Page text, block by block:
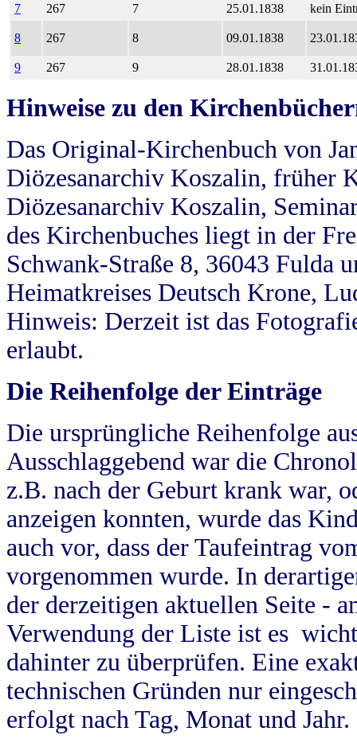
7
267 7 25.01.1838 kein
8 267 8 09.01.1838
9 267 9 28.01.1838
Hinweise zu den
Das Original-Kirchenbuch von
Diözesanarchiv Koszalin, früher
Diözesanarchiv Koszalin,
des Kirchenbuches liegt in der
Schwank-Straße 8, 36043 Fulda
Heimatkreises Deutsch Krone,
Hinweis: Derzeit ist das
erlaubt.
Die Reihenfolge der Einträge
Die ursprüngliche Reihenfolge
Ausschlaggebend war die
z.B. nach der Geburt krank war,
anzeigen konnten, wurde das
auch vor, dass der Taufeintrag
vorgenommen wurde. In
der derzeitigen aktuellen Seite -
Verwendung der Liste ist es
dahinter zu überprüfen. Eine
technischen Gründen nur
erfolgt nach Tag, Monat und Jahr.